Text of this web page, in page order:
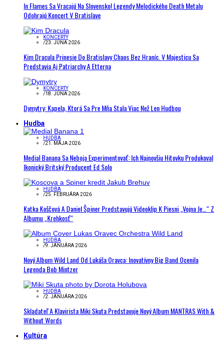
In Flames Sa Vracajú Na Slovensko! Legendy Melodického Death Metalu
Odohrajú Koncert V Bratislave
KONCERTY
/23. JÚNA 2026
Kim Dracula Prinesie Do Bratislavy Chaos Bez Hraníc. V Majesticu Sa
Predstavia Aj Patriarchy A Etterna
KONCERTY
/18. JÚNA 2026
Dymytry: Kapela, Ktorá Sa Pre Mňa Stala Viac Než Len Hudbou
Hudba
HUDBA
/21. MÁJA 2026
Medial Banana Sa Neboja Experimentovať: Ich Najnovšiu Hitovku Produkoval
Ikonický Britský Producent Ed Solo
HUDBA
/25. FEBRUÁRA 2026
Katka Koščová A Daniel Špiner Predstavujú Videoklip K Piesni „Vojna Je…“ Z
Albumu „Krehkosť“
HUDBA
/9. JANUÁRA 2026
Nový Album Wild Land Od Lukáša Oravca: Inovatívny Big Band Ocenila
Legenda Bob Mintzer
HUDBA
/2. JANUÁRA 2026
Skladateľ A Klavirista Miki Skuta Predstavuje Nový Album MANTRAS With &
Without Words
Kultúra